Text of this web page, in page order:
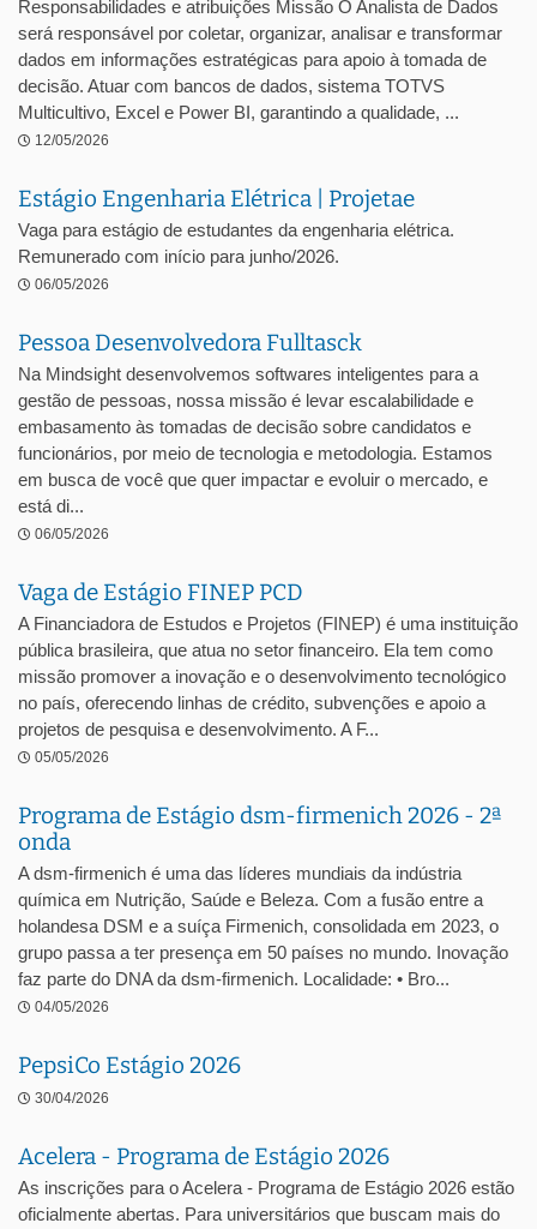
Responsabilidades e atribuições Missão O Analista de Dados
será responsável por coletar, organizar, analisar e transformar
dados em informações estratégicas para apoio à tomada de
decisão. Atuar com bancos de dados, sistema TOTVS
Multicultivo, Excel e Power BI, garantindo a qualidade, ...
12/05/2026
Estágio Engenharia Elétrica | Projetae
Vaga para estágio de estudantes da engenharia elétrica.
Remunerado com início para junho/2026.
06/05/2026
Pessoa Desenvolvedora Fulltasck
Na Mindsight desenvolvemos softwares inteligentes para a
gestão de pessoas, nossa missão é levar escalabilidade e
embasamento às tomadas de decisão sobre candidatos e
funcionários, por meio de tecnologia e metodologia. Estamos
em busca de você que quer impactar e evoluir o mercado, e
está di...
06/05/2026
Vaga de Estágio FINEP PCD
A Financiadora de Estudos e Projetos (FINEP) é uma instituição
pública brasileira, que atua no setor financeiro. Ela tem como
missão promover a inovação e o desenvolvimento tecnológico
no país, oferecendo linhas de crédito, subvenções e apoio a
projetos de pesquisa e desenvolvimento. A F...
05/05/2026
Programa de Estágio dsm-firmenich 2026 - 2ª
onda
A dsm-firmenich é uma das líderes mundiais da indústria
química em Nutrição, Saúde e Beleza. Com a fusão entre a
holandesa DSM e a suíça Firmenich, consolidada em 2023, o
grupo passa a ter presença em 50 países no mundo. Inovação
faz parte do DNA da dsm-firmenich. Localidade: • Bro...
04/05/2026
PepsiCo Estágio 2026
30/04/2026
Acelera - Programa de Estágio 2026
As inscrições para o Acelera - Programa de Estágio 2026 estão
oficialmente abertas. Para universitários que buscam mais do